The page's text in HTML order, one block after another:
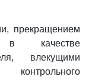
прекращением
в качестве
влекущими